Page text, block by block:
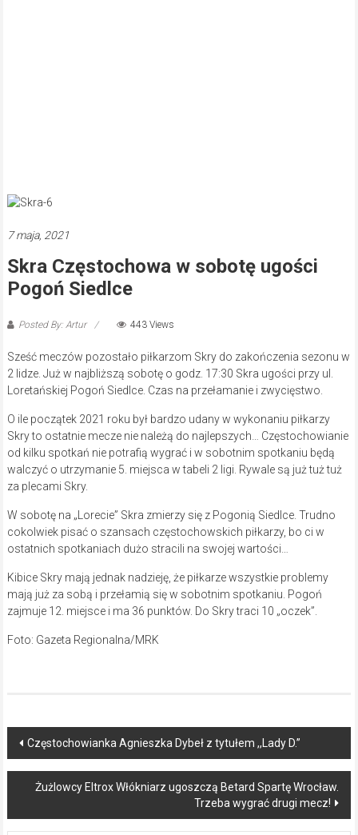
7 maja, 2021
Skra Częstochowa w sobotę ugości
Pogoń Siedlce
Posted By: Artur 443 Views
Sześć meczów pozostało piłkarzom Skry do zakończenia sezonu w
2 lidze. Już w najbliższą sobotę o godz. 17:30 Skra ugości przy ul.
Loretańskiej Pogoń Siedlce. Czas na przełamanie i zwycięstwo.
O ile początek 2021 roku był bardzo udany w wykonaniu piłkarzy
Skry to ostatnie mecze nie należą do najlepszych… Częstochowianie
od kilku spotkań nie potrafią wygrać i w sobotnim spotkaniu będą
walczyć o utrzymanie 5. miejsca w tabeli 2 ligi. Rywale są już tuż tuż
za plecami Skry.
W sobotę na „Lorecie” Skra zmierzy się z Pogonią Siedlce. Trudno
cokolwiek pisać o szansach częstochowskich piłkarzy, bo ci w
ostatnich spotkaniach dużo stracili na swojej wartości…
Kibice Skry mają jednak nadzieję, że piłkarze wszystkie problemy
mają już za sobą i przełamią się w sobotnim spotkaniu. Pogoń
zajmuje 12. miejsce i ma 36 punktów. Do Skry traci 10 „oczek”.
Foto: Gazeta Regionalna/MRK
Post
navigation
Częstochowianka Agnieszka Dybeł z tytułem ,,Lady D.”
Żużlowcy Eltrox Włókniarz ugoszczą Betard Spartę Wrocław.
Trzeba wygrać drugi mecz!